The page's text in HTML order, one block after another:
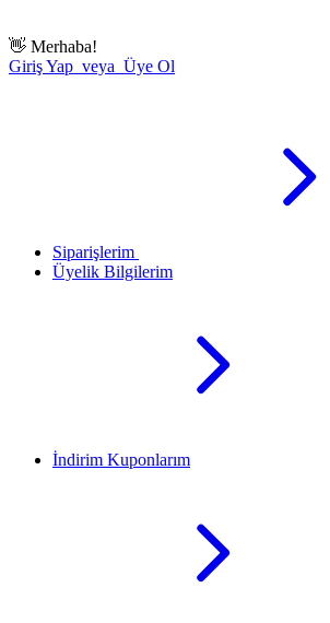
👋 Merhaba!
Giriş Yap veya Üye Ol
Siparişlerim
Üyelik Bilgilerim
İndirim Kuponlarım